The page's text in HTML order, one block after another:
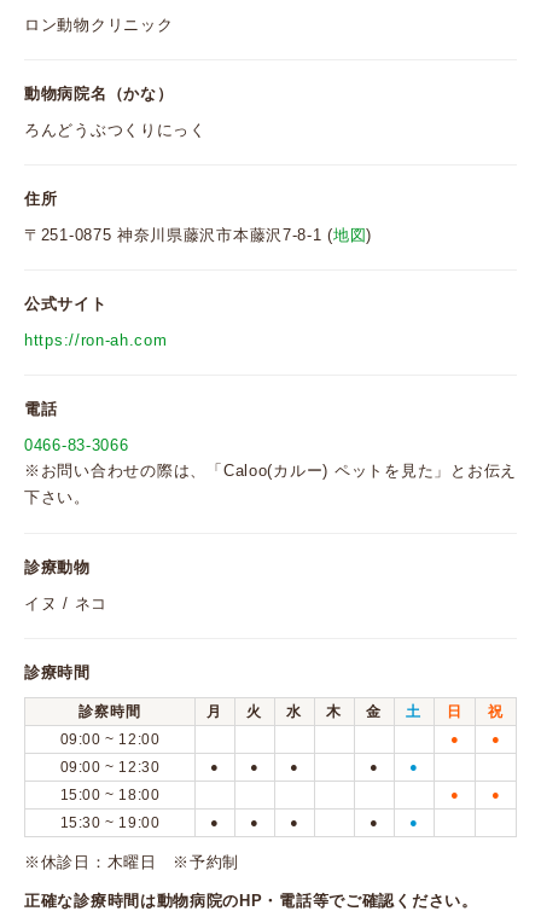
ロン動物クリニック
動物病院名（かな）
ろんどうぶつくりにっく
住所
〒251-0875 神奈川県藤沢市本藤沢7-8-1 (地図)
公式サイト
https://ron-ah.com
電話
0466-83-3066
※お問い合わせの際は、「Caloo(カルー) ペットを見た」とお伝え
下さい。
診療動物
イヌ / ネコ
診療時間
診察時間 月 火 水 木 金 土 日
祝
09:00 ~ 12:00
● ●
09:00 ~ 12:30 ● ● ● ● ●
15:00 ~ 18:00 ● ●
15:30 ~ 19:00 ● ● ● ● ●
※休診日：木曜日 ※予約制
正確な診療時間は動物病院のHP・電話等でご確認ください。